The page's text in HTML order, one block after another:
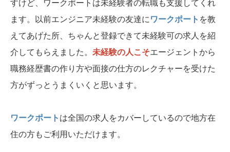
すけど、ワークポートは未経験者の転職も支援してくれ
ます。以前エンジニア未経験の友達に ワークポート を教
えてあげた所、ちゃんと登録できて未経験可の求人を紹
介してもらえました。 未経験の人こそエージェントから
職務経歴書の作り方や面接の仕方のレクチャーを受けた
方がずっとうまくいくと思います。
ワークポート は全国の求人をカバーしているので地方在
住の方もご利用いただけます。